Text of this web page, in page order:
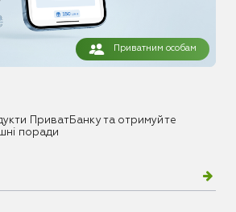
Приватним особам
ПриватБанку та отримуйте
поради